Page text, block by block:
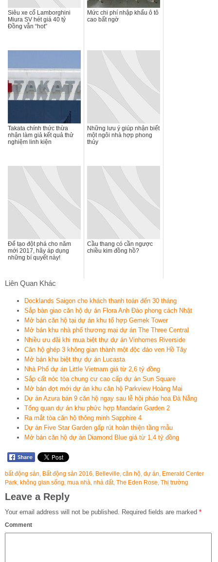
Siêu xe cổ Lamborghini
Miura SV hét giá 40 tỷ
Đồng vẫn “hot”
Mức chi phí nhập khẩu ô tô
cao bất ngờ
Takata chính thức thừa
nhận làm giả kết quả thử
nghiệm linh kiện
Những lưu ý giúp nhận biết
một ngôi nhà hợp phong
thủy
Để tạo đột phá cho năm
mới 2017, hãy áp dụng
những bí quyết này!
Cầu thang có cần ngược
chiều kim đồng hồ?
Liên Quan Khác
Docklands Saigon cho khách thanh toán đến 30 tháng
Sắp bàn giao căn hộ dự án Flora Anh Đào phong cách Nhật
Mở bán căn hộ tại dự án khu tổ hợp Gemek Tower
Mở bán khu nhà phố thương mại dự án The Three Central
Nhiều ưu đãi khi mua biệt thự dự án Vinhomes Riverside
Căn hộ ghép 3 không gian thành một độc đáo ven Hồ Tây
Mở bán khu biệt thự dự án Lucasta
Nhà Phố dự án Little Vietnam giá từ 2,6 tỷ đồng
Sắp cất nóc tòa chung cư cao cấp dự án Sun Square
Mở bán đợt mới dự án khu căn hộ Parkview Hoàng Mai
Dự án Azura bán 9 căn hộ ngay sau lễ hội pháo hoa Đà Nẵng
Tổng quan dự án khu phức hợp Mandarin Garden 2
Ra mắt tòa căn hộ thông minh Sapphire 4
Dự án Five Star Garden gấp rút hoàn thiện tầng mẫu
Mở bán căn hộ dự án Diamond Blue giá từ 1,4 tỷ đồng
bất động sản, Bất động sản 2016, Belleville, căn hộ, dự án, Emerald Center
Park, không gian sống, mua nhà, nhà đất, The Eden Rose, Thị trường
Leave a Reply
Your email address will not be published. Required fields are marked *
Comment